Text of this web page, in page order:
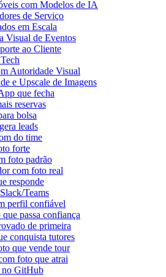
com Modelos de IA
de Serviço
em Escala
Visual de Eventos
ao Cliente
Autoridade Visual
e Upscale de Imagens
que fecha
reservas
bolsa
leads
do time
forte
foto padrão
com foto real
responde
Teams
perfil confiável
passa confiança
de primeira
conquista tutores
que vende tour
foto que atrai
GitHub